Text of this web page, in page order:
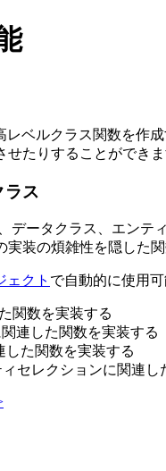
ベルクラス関数を作
たりすることができま
ス
データクラス、エン
装の煩雑性を隠した
ェクト で自動的に使用
関数を実装する
連した関数を実装する
した関数を実装する
セレクションに関連し